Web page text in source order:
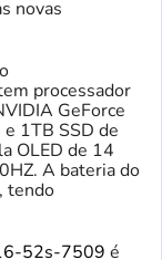
novas
processador
GeForce
1TB SSD de
OLED de 14
A bateria do
tendo
52s-7509 é